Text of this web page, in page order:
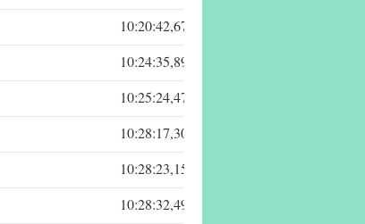
10:20:42,67
10:24:35,89
10:25:24,47
10:28:17,30
10:28:23,15
10:28:32,49